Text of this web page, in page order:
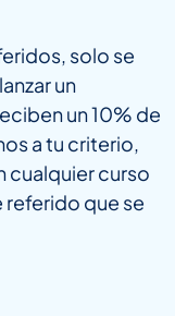
solo se
un
un 10% de
a tu criterio,
cualquier curso
que se